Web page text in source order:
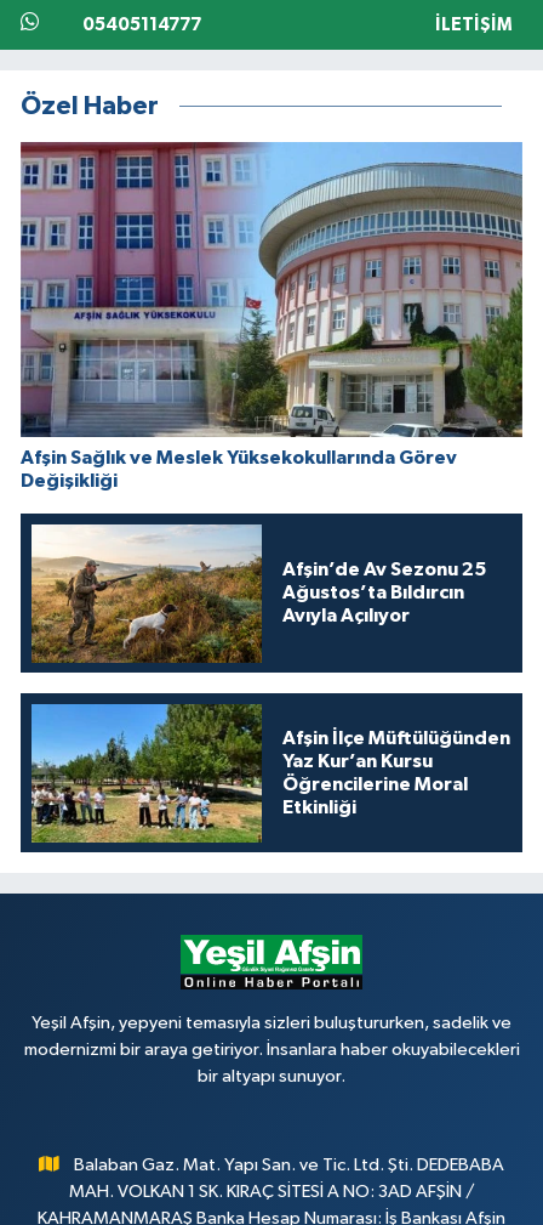
05405114777 İLETIŞIM
Özel Haber
Afşin Sağlık ve Meslek Yüksekokullarında Görev
Değişikliği
Afşin’de Av Sezonu 25
Ağustos’ta Bıldırcın
Avıyla Açılıyor
Afşin İlçe Müftülüğünden
Yaz Kur’an Kursu
Öğrencilerine Moral
Etkinliği
Yeşil Afşin, yepyeni temasıyla sizleri buluştururken, sadelik ve
modernizmi bir araya getiriyor. İnsanlara haber okuyabilecekleri
bir altyapı sunuyor.
Balaban Gaz. Mat. Yapı San. ve Tic. Ltd. Şti. DEDEBABA
MAH. VOLKAN 1 SK. KIRAÇ SİTESİ A NO: 3AD AFŞİN /
KAHRAMANMARAŞ Banka Hesap Numarası: İş Bankası Afşin